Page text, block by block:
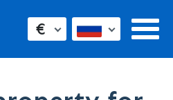
€